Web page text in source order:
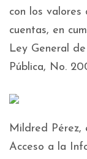
con los
cuentas, en
Ley General
Pública, No.
Mildred Pérez,
Acceso a la